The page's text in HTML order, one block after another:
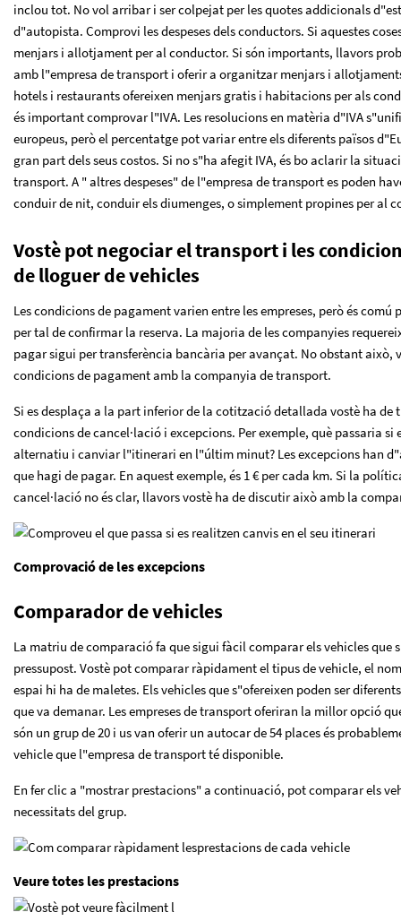
inclou tot. No vol arribar i ser colpejat per les quotes addicionals
d"autopista. Comprovi les despeses dels conductors. Si aquestes
menjars i allotjament per al conductor. Si són importants, llavors
amb l"empresa de transport i oferir a organitzar menjars i
hotels i restaurants ofereixen menjars gratis i habitacions per als
és important comprovar l"IVA. Les resolucions en matèria d"IVA
europeus, però el percentatge pot variar entre els diferents països
gran part dels seus costos. Si no s"ha afegit IVA, és bo aclarir la
transport. A " altres despeses" de l"empresa de transport es poden
conduir de nit, conduir els diumenges, o simplement propines per al
Vostè pot negociar el transport i les
de lloguer de vehicles
Les condicions de pagament varien entre les empreses, però és comú
per tal de confirmar la reserva. La majoria de les companyies
pagar sigui per transferència bancària per avançat. No obstant això,
condicions de pagament amb la companyia de transport.
Si es desplaça a la part inferior de la cotització detallada vostè ha de
condicions de cancel·lació i excepcions. Per exemple, què passaria si
alternatiu i canviar l"itinerari en l"últim minut? Les excepcions han
que hagi de pagar. En aquest exemple, és 1 € per cada km. Si la
cancel·lació no és clar, llavors vostè ha de discutir això amb la
Comprovació de les excepcions
Comparador de vehicles
La matriu de comparació fa que sigui fàcil comparar els vehicles que
pressupost. Vostè pot comparar ràpidament el tipus de vehicle, el
espai hi ha de maletes. Els vehicles que s"ofereixen poden ser
que va demanar. Les empreses de transport oferiran la millor opció
són un grup de 20 i us van oferir un autocar de 54 places és
vehicle que l"empresa de transport té disponible.
En fer clic a "mostrar prestacions" a continuació, pot comparar els
necessitats del grup.
Veure totes les prestacions